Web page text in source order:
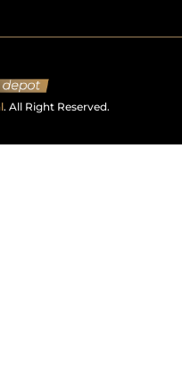
. All Right Reserved.